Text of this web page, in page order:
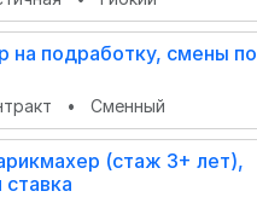
на подработку, смены по
• Сменный
(стаж 3+ лет),
ставка